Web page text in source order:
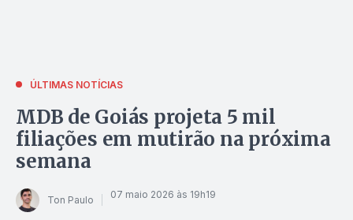
ÚLTIMAS NOTÍCIAS
MDB de Goiás projeta 5 mil
filiações em mutirão na próxima
semana
Ton Paulo 07 maio 2026 às 19h19